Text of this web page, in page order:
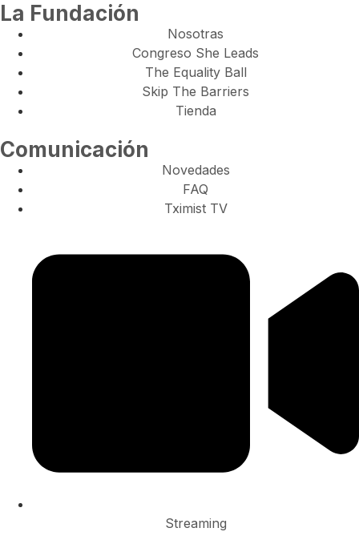
La Fundación
Nosotras
Congreso She Leads
The Equality Ball
Skip The Barriers
Tienda
Comunicación
Novedades
FAQ
Tximist TV
Streaming